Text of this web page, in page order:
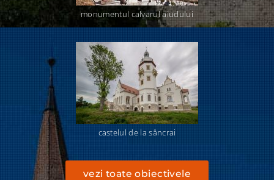
monumentul calvarul aiudului
castelul de la sâncrai
vezi toate obiectivele